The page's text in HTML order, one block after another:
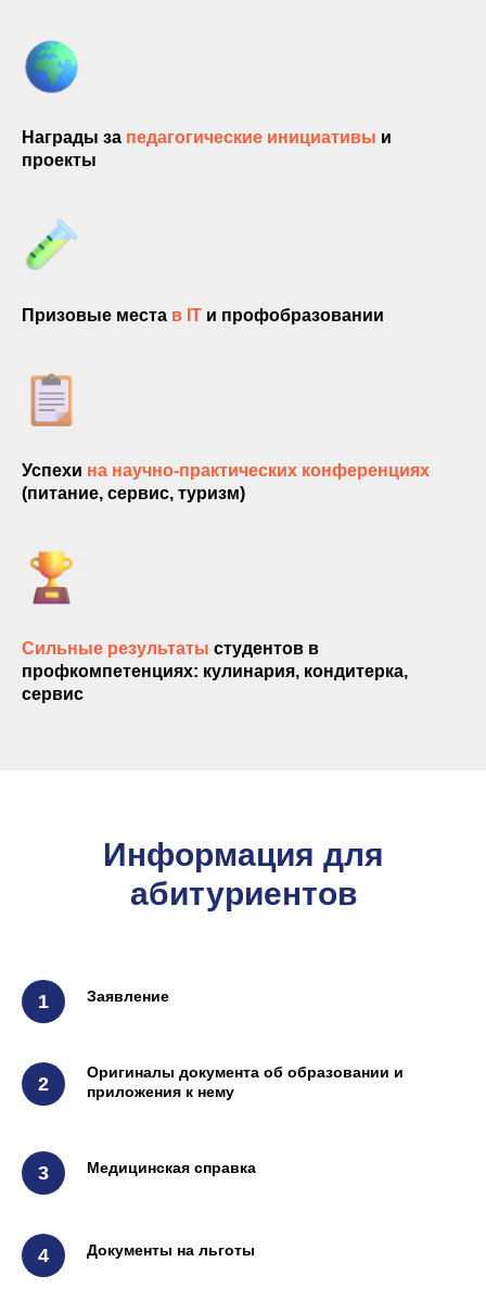
Награды за педагогические инициативы и
проекты
Призовые места в IT и профобразовании
Успехи на научно-практических конференциях
(питание, сервис, туризм)
Сильные результаты студентов в
профкомпетенциях: кулинария, кондитерка,
сервис
Информация для
абитуриентов
Заявление
Оригиналы документа об образовании и
приложения к нему
Медицинская справка
Документы на льготы
НА КУРС